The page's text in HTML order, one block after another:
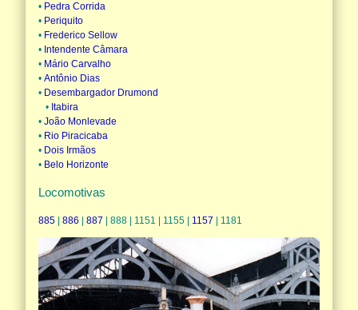
• Pedra Corrida
• Periquito
• Frederico Sellow
• Intendente Câmara
• Mário Carvalho
• Antônio Dias
• Desembargador Drumond
• Itabira
• João Monlevade
• Rio Piracicaba
• Dois Irmãos
• Belo Horizonte
Locomotivas
885 886 887 | 888 | 1151 | 1155 | 1157 | 1181